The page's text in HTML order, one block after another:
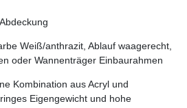
Weiß/anthrazit, Ablauf waagerecht,
oder Wannenträger Einbaurahmen
Kombination aus Acryl und
Eigengewicht und hohe